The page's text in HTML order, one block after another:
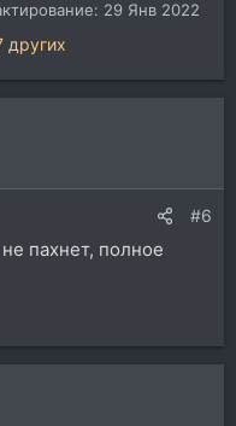
29 Янв 2022
других
#6
пахнет, полное